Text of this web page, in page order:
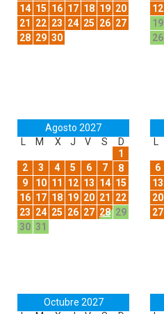
14 15 16 17 18 19 20
21
22 23 24 25 26 27
28 29 30
12
19
26
Agosto 2027
M X J V S
D
1
2
3 4 5 6 7
8
9
10 11 12 13 14 15
16 17 18 19 20 21
22
23 24 25 26 27 28 29
30 31
6
13
20
27
Octubre 2027